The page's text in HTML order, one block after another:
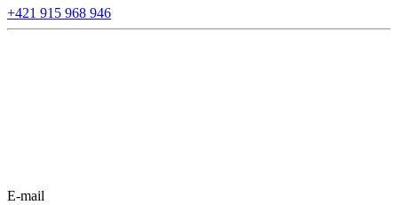
+421 915 968 946
E-mail